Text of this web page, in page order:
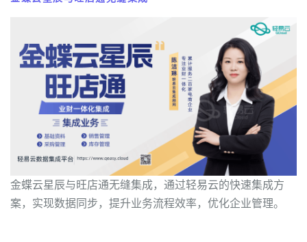
金蝶云星辰与旺店通无缝集成，通过轻易云的快速集成方
案，实现数据同步，提升业务流程效率，优化企业管理。